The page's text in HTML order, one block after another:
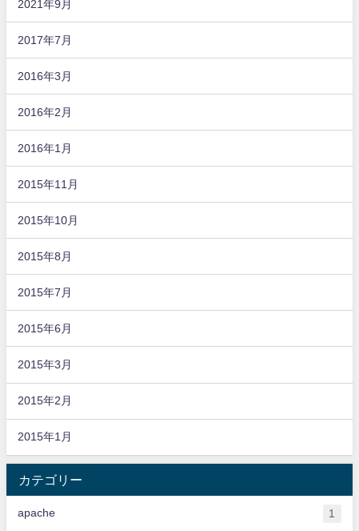
2021年9月
2017年7月
2016年3月
2016年2月
2016年1月
2015年11月
2015年10月
2015年8月
2015年7月
2015年6月
2015年3月
2015年2月
2015年1月
カテゴリー
apache 1